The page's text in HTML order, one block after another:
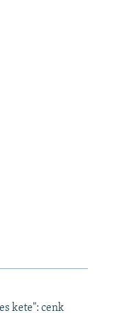
kete": cenk